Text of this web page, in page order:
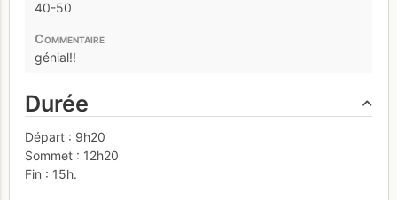
40-50
génial!!
Durée
Départ : 9h20
Sommet : 12h20
Fin : 15h.